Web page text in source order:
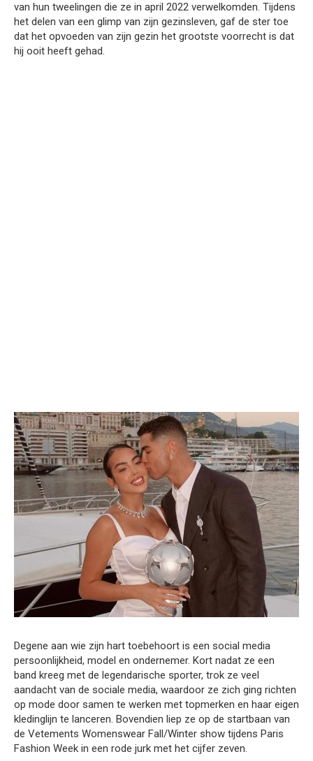
van hun tweelingen die ze in april 2022 verwelkomden. Tijdens
het delen van een glimp van zijn gezinsleven, gaf de ster toe
dat het opvoeden van zijn gezin het grootste voorrecht is dat
hij ooit heeft gehad.
Degene aan wie zijn hart toebehoort is een social media
persoonlijkheid, model en ondernemer. Kort nadat ze een
band kreeg met de legendarische sporter, trok ze veel
aandacht van de sociale media, waardoor ze zich ging richten
op mode door samen te werken met topmerken en haar eigen
kledinglijn te lanceren. Bovendien liep ze op de startbaan van
de Vetements Womenswear Fall/Winter show tijdens Paris
Fashion Week in een rode jurk met het cijfer zeven.